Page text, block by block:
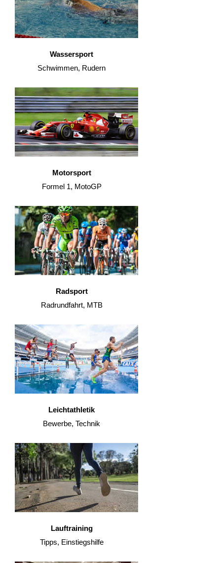
Wassersport
Schwimmen, Rudern
Motorsport
Formel 1, MotoGP
Radsport
Radrundfahrt, MTB
Leichtathletik
Bewerbe, Technik
Lauftraining
Tipps, Einstiegshilfe